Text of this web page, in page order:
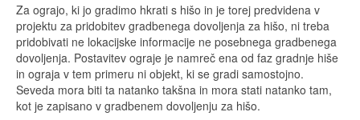
Za ograjo, ki jo gradimo hkrati s hišo in je torej predvidena v
projektu za pridobitev gradbenega dovoljenja za hišo, ni treba
pridobivati ne lokacijske informacije ne posebnega gradbenega
dovoljenja. Postavitev ograje je namreč ena od faz gradnje hiše
in ograja v tem primeru ni objekt, ki se gradi samostojno.
Seveda mora biti ta natanko takšna in mora stati natanko tam,
kot je zapisano v gradbenem dovoljenju za hišo.